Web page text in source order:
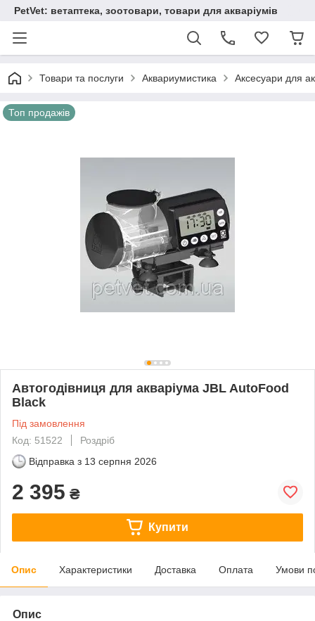
PetVet: ветаптека, зоотовари, товари для акваріумів
Товари та послуги Аквариумистика Аксесуари для
Топ продажів
Автогодівниця для акваріума JBL AutoFood
Black
Під замовлення
Код: 51522
Роздріб
Відправка з 13 серпня 2026
2 395 ₴
Купити
Опис Характеристики Доставка Оплата Умови
Опис